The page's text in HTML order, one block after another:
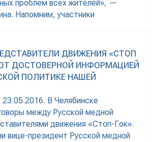
проблем всех жителей», —
Напомним, участники
ДВИЖЕНИЯ «СТОП
ДОСТОВЕРНОЙ ИНФОРМАЦИЕЙ
ПОЛИТИКЕ НАШЕЙ
В Челябинске
между Русской медной
движения «Стоп-Гок».
вице-президент Русской медной